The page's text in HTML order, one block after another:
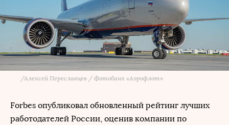
/Алексей Переславцев / Фотобанк «Аэрофлот»
Forbes опубликовал обновленный рейтинг лучших
работодателей России, оценив компании по